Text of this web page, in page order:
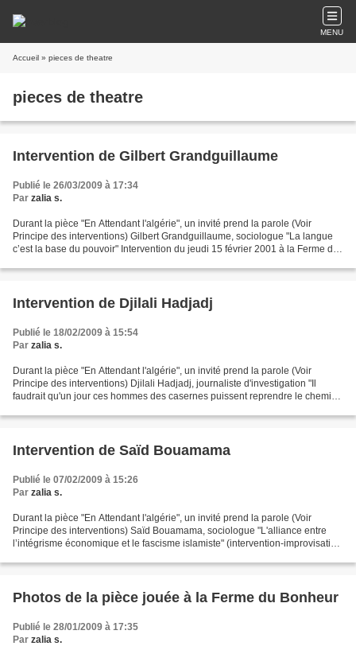
MENU
Accueil » pieces de theatre
pieces de theatre
Intervention de Gilbert Grandguillaume
Publié le 26/03/2009 à 17:34
Par zalia s.
Durant la pièce "En Attendant l'algérie", un invité prend la parole (Voir
Principe des interventions) Gilbert Grandguillaume, sociologue "La langue
c’est la base du pouvoir" Intervention du jeudi 15 février 2001 à la Ferme du
Intervention de Djilali Hadjadj
Publié le 18/02/2009 à 15:54
Par zalia s.
Durant la pièce "En Attendant l'algérie", un invité prend la parole (Voir
Principe des interventions) Djilali Hadjadj, journaliste d'investigation "Il
faudrait qu'un jour ces hommes des casernes puissent reprendre le chemin
Intervention de Saïd Bouamama
Publié le 07/02/2009 à 15:26
Par zalia s.
Durant la pièce "En Attendant l'algérie", un invité prend la parole (Voir
Principe des interventions) Saïd Bouamama, sociologue "L'alliance entre
l’intégrisme économique et le fascisme islamiste" (intervention-improvisation
Photos de la pièce jouée à la Ferme du Bonheur
Publié le 28/01/2009 à 17:35
Par zalia s.